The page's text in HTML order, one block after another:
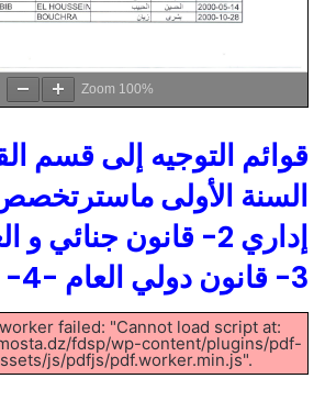
Zoom 100%
قوائم التوجيه إلى قسم
إداري 2- قانون جنائي
3- قانون دولي العام -4- قانون طبي
failed: "Cannot load script at:
fdsp/wp-content/plugins/pdf-
js/pdfjs/pdf.worker.min.js".